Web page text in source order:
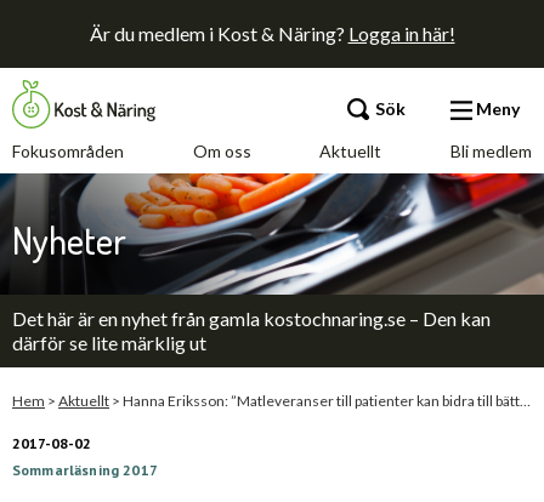
Är du medlem i Kost & Näring? Logga in här!
Fokusområden Om oss Aktuellt Bli medlem
Sök Meny
Fokusområden
Om oss
Aktuellt
Bli medlem
Nyheter
Det här är en nyhet från gamla kostochnaring.se – Den kan
därför se lite märklig ut
Hem > Aktuellt > Hanna Eriksson: ”Matleveranser till patienter kan bidra till bättre tillfrisknande!”
2017-08-02
Sommarläsning 2017